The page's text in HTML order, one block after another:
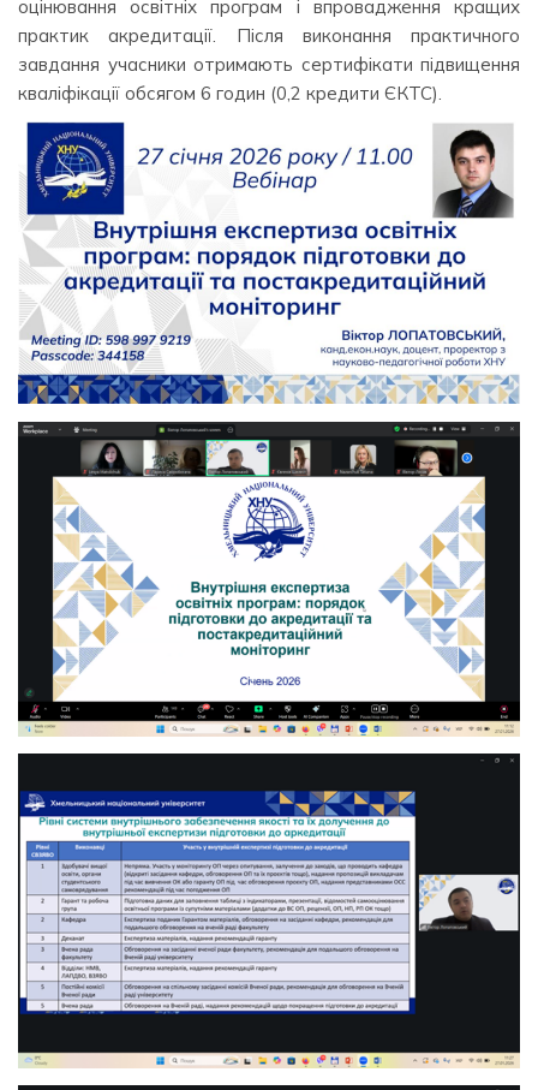
оцінювання освітніх програм і впровадження кращих
практик акредитації. Після виконання практичного
завдання учасники отримають сертифікати підвищення
кваліфікації обсягом 6 годин (0,2 кредити ЄКТС).